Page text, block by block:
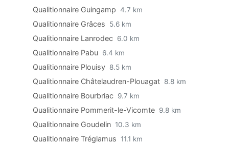
Qualitionnaire Guingamp 4.7 km
Qualitionnaire Grâces 5.6 km
Qualitionnaire Lanrodec 6.0 km
Qualitionnaire Pabu 6.4 km
Qualitionnaire Plouisy 8.5 km
Qualitionnaire Châtelaudren-Plouagat 8.8 km
Qualitionnaire Bourbriac 9.7 km
Qualitionnaire Pommerit-le-Vicomte 9.8 km
Qualitionnaire Goudelin 10.3 km
Qualitionnaire Tréglamus 11.1 km